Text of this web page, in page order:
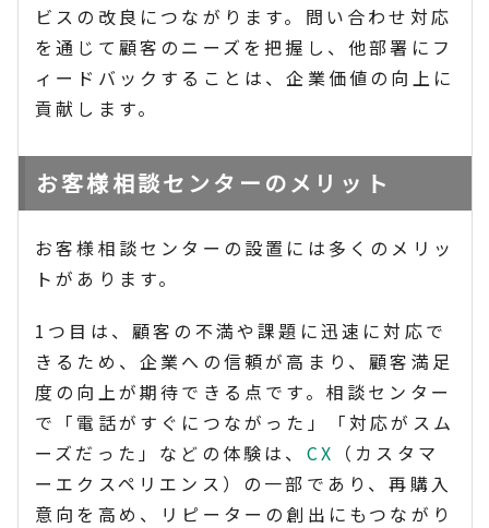
ビスの改良につながります。問い合わせ対応
を通じて顧客のニーズを把握し、他部署にフ
ィードバックすることは、企業価値の向上に
貢献します。
お客様相談センターのメリット
お客様相談センターの設置には多くのメリッ
トがあります。
1つ目は、顧客の不満や課題に迅速に対応で
きるため、企業への信頼が高まり、顧客満足
度の向上が期待できる点です。相談センター
で「電話がすぐにつながった」「対応がスム
ーズだった」などの体験は、 CX （カスタマ
ーエクスペリエンス）の一部であり、再購入
意向を高め、リピーターの創出にもつながり